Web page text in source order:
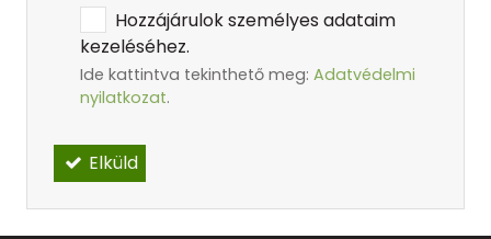
Hozzájárulok személyes adataim
kezeléséhez.
Ide kattintva tekinthető meg: Adatvédelmi
nyilatkozat.
Elküld